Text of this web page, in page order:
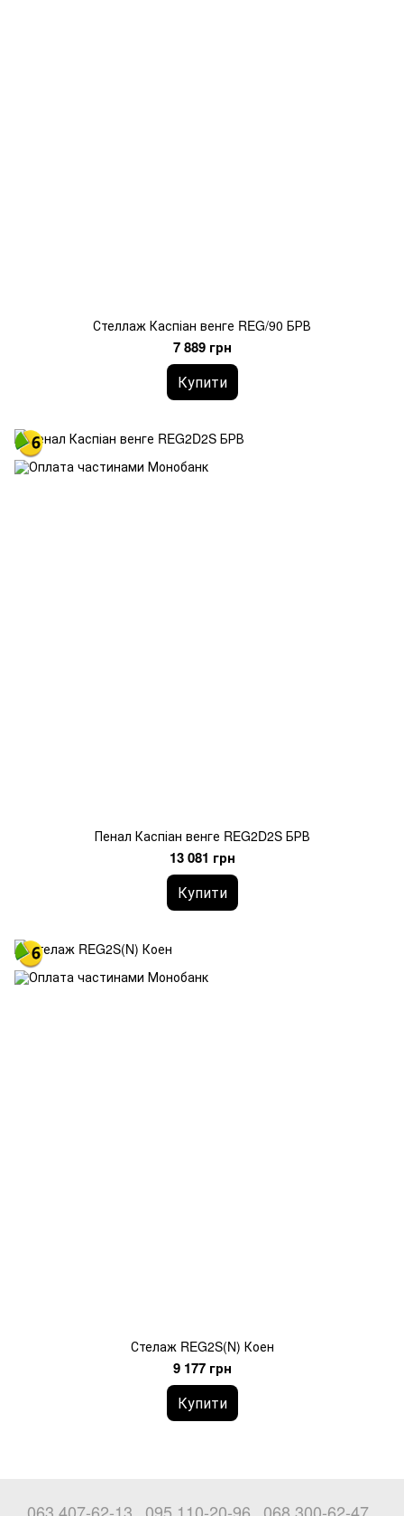
Стеллаж Каспіан венге REG/90 БРВ
7 889 грн
Купити
Пенал Каспіан венге REG2D2S БРВ
13 081 грн
Купити
Стелаж REG2S(N) Коен
9 177 грн
Купити